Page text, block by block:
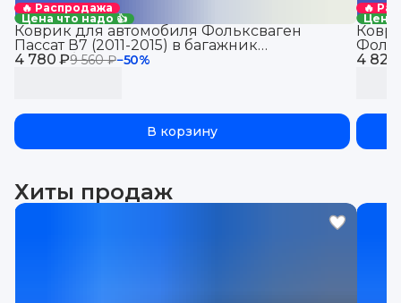
🔥 Распродажа
Цена что надо 👍
4 780 ₽9 560 ₽−50%
Коврик для автомобиля Фольксваген
Пассат В7 (2011-2015) в багажник
автомобиля Volkswagen Passat B7 с
В корзину
🔥
Цена
4
Хиты продаж